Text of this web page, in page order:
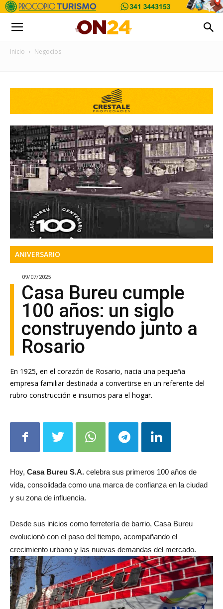
Inicio Negocios
ANIVERSARIO
09/07/2025
Casa Bureu cumple
100 años: un siglo
construyendo junto a
Rosario
En 1925, en el corazón de Rosario, nacia una pequeña
empresa familiar destinada a convertirse en un referente del
rubro construcción e insumos para el hogar.
Hoy, Casa Bureu S.A. celebra sus primeros 100 años de
vida, consolidada como una marca de confianza en la ciudad
y su zona de influencia.
Desde sus inicios como ferretería de barrio, Casa Bureu
evolucionó con el paso del tiempo, acompañando el
crecimiento urbano y las nuevas demandas del mercado.